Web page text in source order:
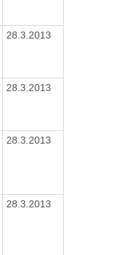
28.3.2013
28.3.2013
28.3.2013
28.3.2013